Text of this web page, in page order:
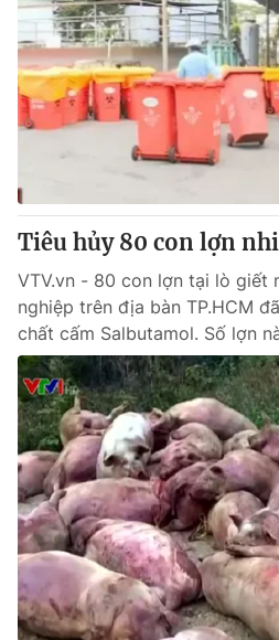
Theo dõi báo trên
Cơ quan chủ quản: Đài Truyền
Cơ quan báo chí:
Thời báo VTV
Giấy phép hoạt động báo in và
cấp ngày 29/12/2023
Tổng Biên tập:Vũ Thanh Thủy
Phó Tổng Biên tập:Nguyễn Thị Mỹ
Tổng đài VTV:024.38 355 931 -
Ðiện thoại Thời báo VTV:
024.66
Email:toasoan@vtv.vn
Liên hệ quảng cáo:024-7300.7108
Tiêu hủy 80 con lợn
VTV.vn - 80 con lợn tại lò giết
nghiệp trên địa bàn TP.HCM
chất cấm Salbutamol. Số lợn